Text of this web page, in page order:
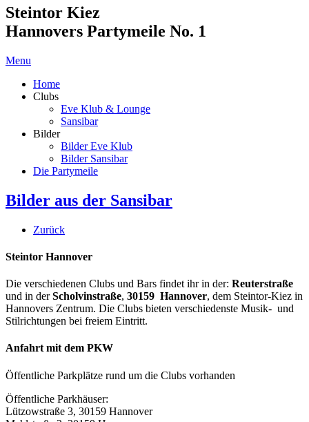
Steintor Kiez
Hannovers Partymeile No. 1
Menu
Home
Clubs
Eve Klub & Lounge
Sansibar
Bilder
Bilder Eve Klub
Bilder Sansibar
Die Partymeile
Bilder aus der Sansibar
Zurück
Steintor Hannover
Die verschiedenen Clubs und Bars findet ihr in der: Reuterstraße
und in derScholvinstraße, 30159 Hannover, dem Steintor-Kiez in
Hannovers Zentrum. Die Clubs bieten verschiedenste Musik- und
Stilrichtungen bei freiem Eintritt.
Anfahrt mit dem PKW
Öffentliche Parkplätze rund um die Clubs vorhanden
Öffentliche Parkhäuser:
Lützowstraße 3, 30159 Hannover